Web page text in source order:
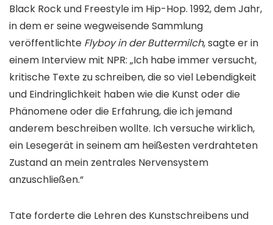
Black Rock und Freestyle im Hip-Hop. 1992, dem Jahr,
in dem er seine wegweisende Sammlung
veröffentlichte Flyboy in der Buttermilch, sagte er in
einem Interview mit NPR: „Ich habe immer versucht,
kritische Texte zu schreiben, die so viel Lebendigkeit
und Eindringlichkeit haben wie die Kunst oder die
Phänomene oder die Erfahrung, die ich jemand
anderem beschreiben wollte. Ich versuche wirklich,
ein Lesegerät in seinem am heißesten verdrahteten
Zustand an mein zentrales Nervensystem
anzuschließen.“
Tate forderte die Lehren des Kunstschreibens und